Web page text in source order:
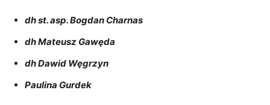
dh st. asp. Bogdan Charnas
dh Mateusz Gawęda
dh Dawid Węgrzyn
Paulina Gurdek